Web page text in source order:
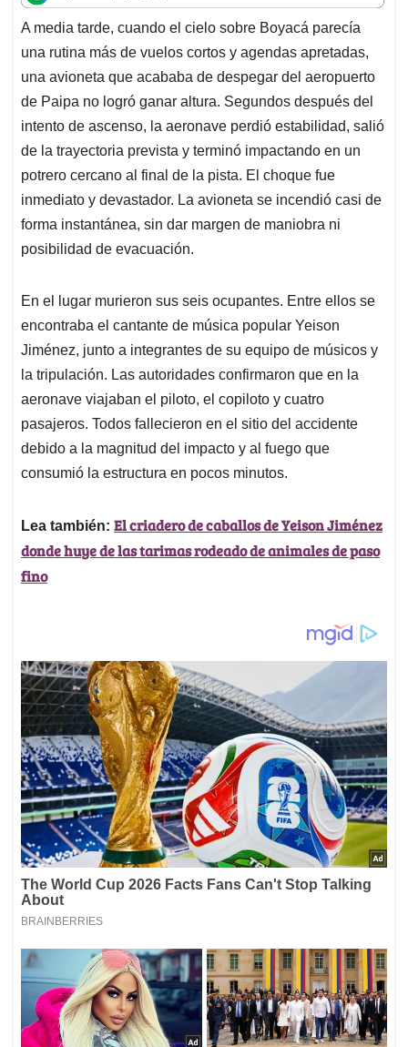
t
s
A
p
p
e
b
o
o
k
k
e
d
I
n
i
l
e
a
d
s
A media tarde, cuando el cielo sobre Boyacá parecía
una rutina más de vuelos cortos y agendas apretadas,
una avioneta que acababa de despegar del aeropuerto
de Paipa no logró ganar altura. Segundos después del
intento de ascenso, la aeronave perdió estabilidad, salió
de la trayectoria prevista y terminó impactando en un
potrero cercano al final de la pista. El choque fue
inmediato y devastador. La avioneta se incendió casi de
forma instantánea, sin dar margen de maniobra ni
posibilidad de evacuación.
En el lugar murieron sus seis ocupantes. Entre ellos se
encontraba el cantante de música popular Yeison
Jiménez, junto a integrantes de su equipo de músicos y
la tripulación. Las autoridades confirmaron que en la
aeronave viajaban el piloto, el copiloto y cuatro
pasajeros. Todos fallecieron en el sitio del accidente
debido a la magnitud del impacto y al fuego que
consumió la estructura en pocos minutos.
Lea también: El criadero de caballos de Yeison Jiménez
donde huye de las tarimas rodeado de animales de paso
fino